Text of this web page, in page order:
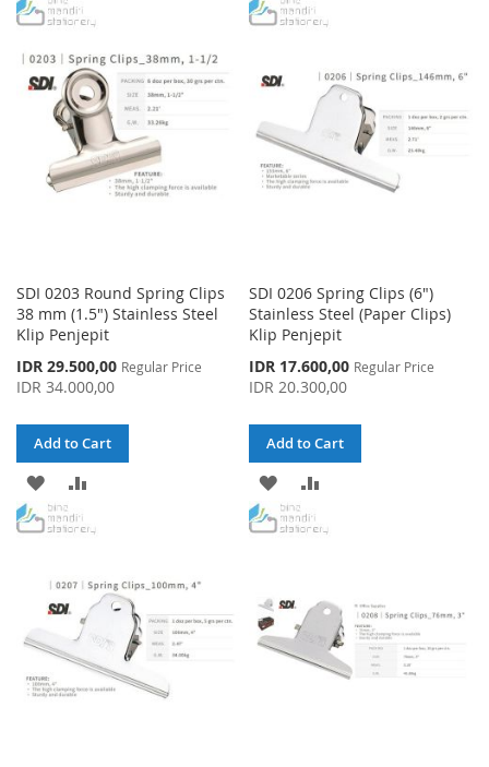
TO
WISH
LIST
COMPARE
TO
LIST
SDI 0203 Round Spring Clips
38 mm (1.5") Stainless Steel
Klip Penjepit
Special
Price
IDR 29.500,00 Regular Price
IDR 34.000,00
Add to Cart
ADD
TO
LIST
SDI 0206 Spring Clips (6")
Stainless Steel (Paper Clips)
Klip Penjepit
Special
Price
IDR 17.600,00 Regular Price
IDR 20.300,00
Add to Cart
ADD
TO